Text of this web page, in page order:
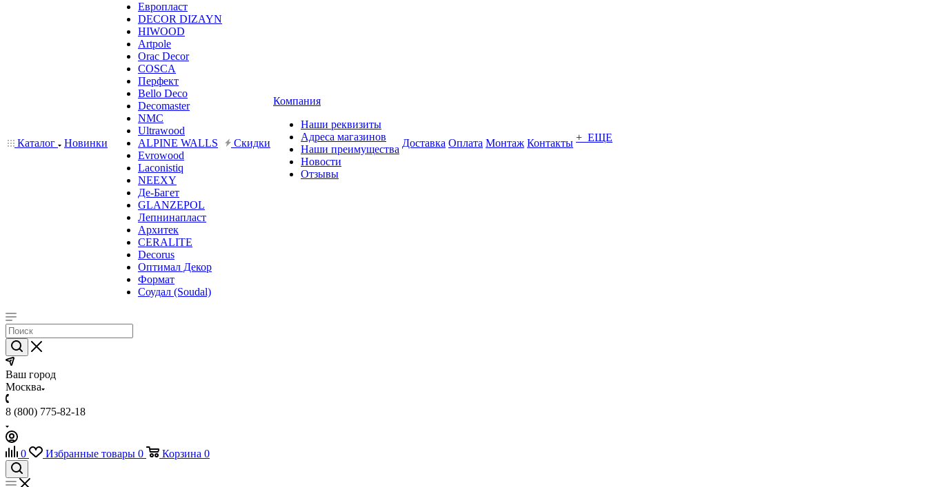
Каталог Новинки
Европласт
DECOR DIZAYN
HIWOOD
Artpole
Orac Decor
COSCA
Перфект
Bello Deco
Decomaster
NMС
Ultrawood
ALPINE WALLS
Evrowood
Laconistiq
NEEXY
Де-Багет
GLANZEPOL
Лепнинапласт
Архитек
CERALITE
Decorus
Оптимал Декор
Формат
Соудал (Soudal)
Скидки
Компания
Наши реквизиты
Адреса магазинов
Наши преимущества
Новости
Отзывы
Доставка Оплата Монтаж Контакты + ЕЩЕ
Ваш город
Москва
8 (800) 775-82-18
0 Избранные товары 0 Корзина 0